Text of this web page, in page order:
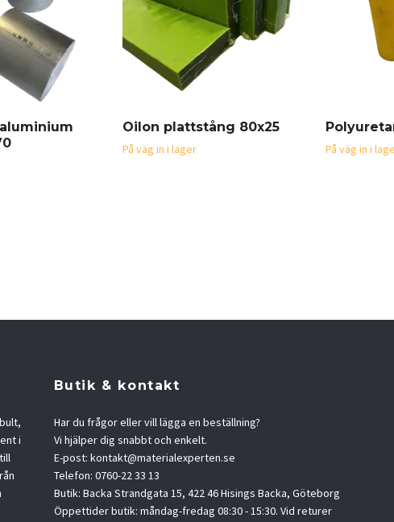
Oilon plattstång 80x25
På väg in i lager På väg in i
i
Butik & kontakt
Har du frågor eller vill lägga en beställning?
Vi hjälper dig snabbt och enkelt.
E-post: kontakt@materialexperten.se
Telefon: 0760-22 33 13
Butik: Backa Strandgata 15, 422 46 Hisings Backa, Göteborg
Öppettider butik: måndag-fredag 08:30 - 15:30. Vid returer